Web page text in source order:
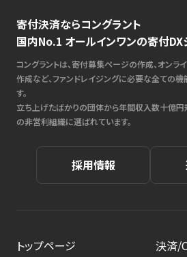
寄付決済ならコングラント
国内No.1 オールインワンの寄付DX
コングラントは、寄付募集ページの作成、オンラ
作成など、ファンドレイジングに必要な全ての
す。
立ち上げたばかりの団体から年間収入数十億
の非営利組織に選ばれています。
採用情報
トップページ
決済/